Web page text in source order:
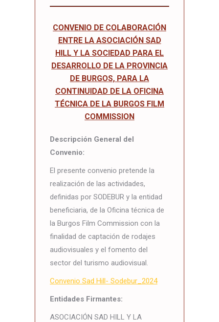
CONVENIO DE COLABORACIÓN
ENTRE LA ASOCIACIÓN SAD
HILL Y LA SOCIEDAD PARA EL
DESARROLLO DE LA PROVINCIA
DE BURGOS, PARA LA
CONTINUIDAD DE LA OFICINA
TÉCNICA DE LA BURGOS FILM
COMMISSION
Descripción General del
Convenio:
El presente convenio pretende la
realización de las actividades,
definidas por SODEBUR y la entidad
beneficiaria, de la Oficina técnica de
la Burgos Film Commission con la
finalidad de captación de rodajes
audiovisuales y el fomento del
sector del turismo audiovisual.
Convenio Sad Hill- Sodebur_2024
Entidades Firmantes:
ASOCIACIÓN SAD HILL Y LA